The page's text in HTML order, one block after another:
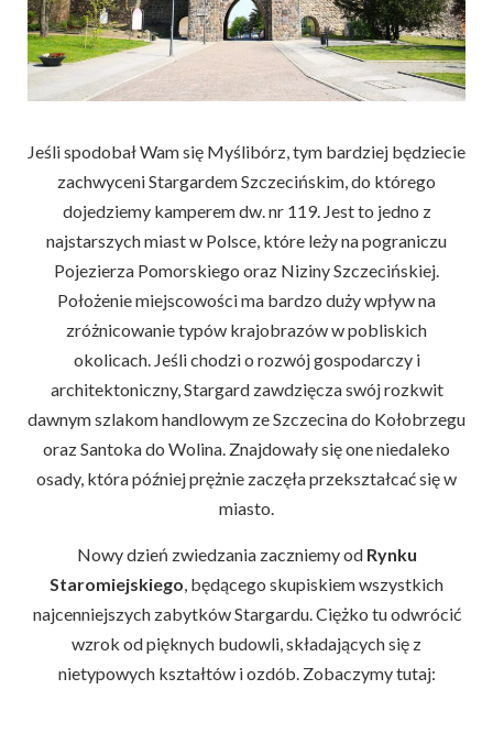
Jeśli spodobał Wam się Myślibórz, tym bardziej będziecie
zachwyceni Stargardem Szczecińskim, do którego
dojedziemy kamperem dw. nr 119. Jest to jedno z
najstarszych miast w Polsce, które leży na pograniczu
Pojezierza Pomorskiego oraz Niziny Szczecińskiej.
Położenie miejscowości ma bardzo duży wpływ na
zróżnicowanie typów krajobrazów w pobliskich
okolicach. Jeśli chodzi o rozwój gospodarczy i
architektoniczny, Stargard zawdzięcza swój rozkwit
dawnym szlakom handlowym ze Szczecina do Kołobrzegu
oraz Santoka do Wolina. Znajdowały się one niedaleko
osady, która później prężnie zaczęła przekształcać się w
miasto.
Nowy dzień zwiedzania zaczniemy od Rynku
Staromiejskiego, będącego skupiskiem wszystkich
najcenniejszych zabytków Stargardu. Ciężko tu odwrócić
wzrok od pięknych budowli, składających się z
nietypowych kształtów i ozdób. Zobaczymy tutaj: